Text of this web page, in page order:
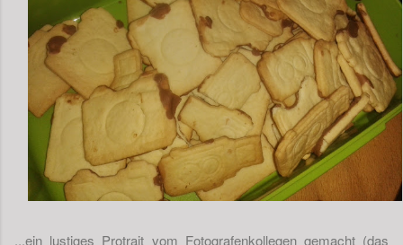
...ein lustiges Protrait vom Fotografenkollegen gemacht (das